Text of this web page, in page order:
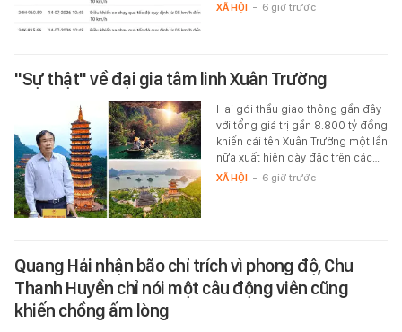
XÃ HỘI - 6 giờ trước
"Sự thật" về đại gia tâm linh Xuân Trường
Hai gói thầu giao thông gần đây
với tổng giá trị gần 8.800 tỷ đồng
khiến cái tên Xuân Trường một lần
nữa xuất hiện dày đặc trên các…
XÃ HỘI - 6 giờ trước
Quang Hải nhận bão chỉ trích vì phong độ, Chu
Thanh Huyền chỉ nói một câu động viên cũng
khiến chồng ấm lòng